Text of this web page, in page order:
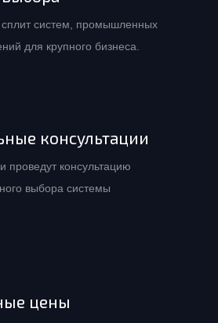
систем, промышленных
для крупного бизнеса.
консультации
проведут консультацию
выбора системы
цены